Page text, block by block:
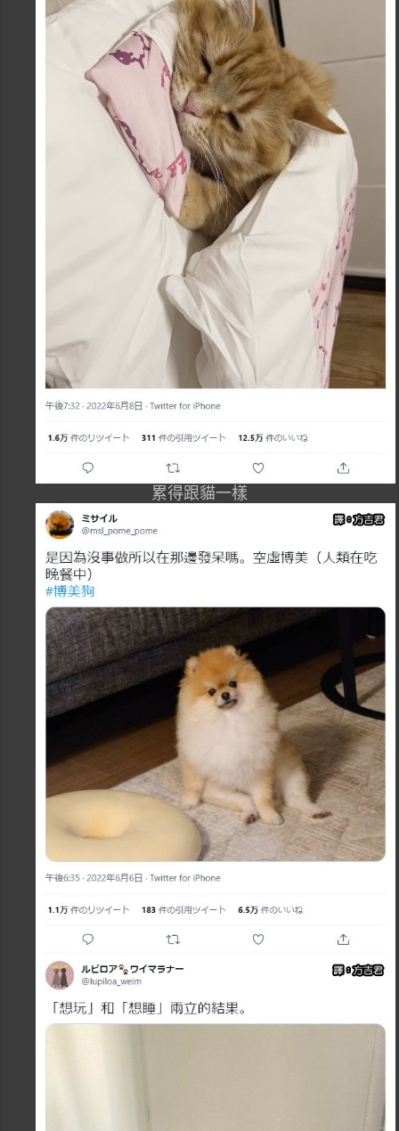
累得跟貓一樣